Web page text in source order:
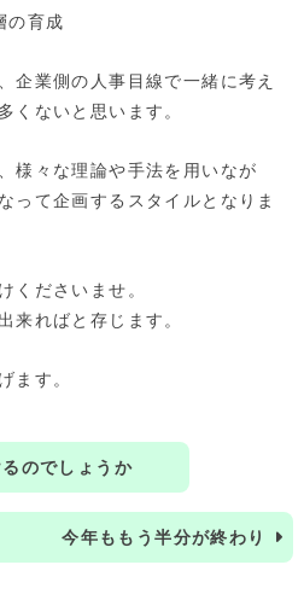
の育成
企業側の人事目線で一緒に考え
くないと思います。
様々な理論や手法を用いなが
って企画するスタイルとなりま
くださいませ。
来ればと存じます。
ます。
のでしょうか
今年ももう半分が終わり